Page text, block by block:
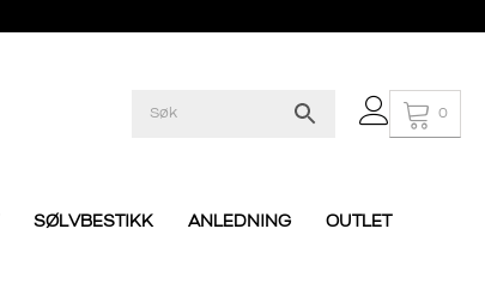
0
SØLVBESTIKK ANLEDNING
OUTLET